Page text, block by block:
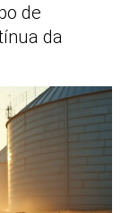
de
da